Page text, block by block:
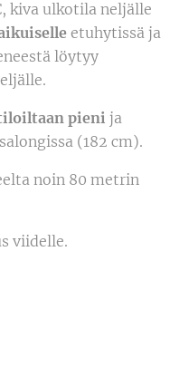
kiva ulkotila neljälle
etuhytissä ja
löytyy
pieni ja
(182 cm).
noin 80 metrin
viidelle.